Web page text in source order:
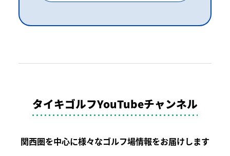
タイキゴルフYouTubeチャンネル
関西圏を中心に様々なゴルフ場情報をお届けします